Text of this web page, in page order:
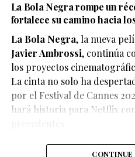
Según el medio
para interpretar al líder de
La Bola Negra rompe un
fortalece su camino hacia
La Bola Negra, la nueva
Javier Ambrossi, continúa
los proyectos
La cinta no solo ha
por el Festival de Cannes
hará historia para Netflix
CONTINUE